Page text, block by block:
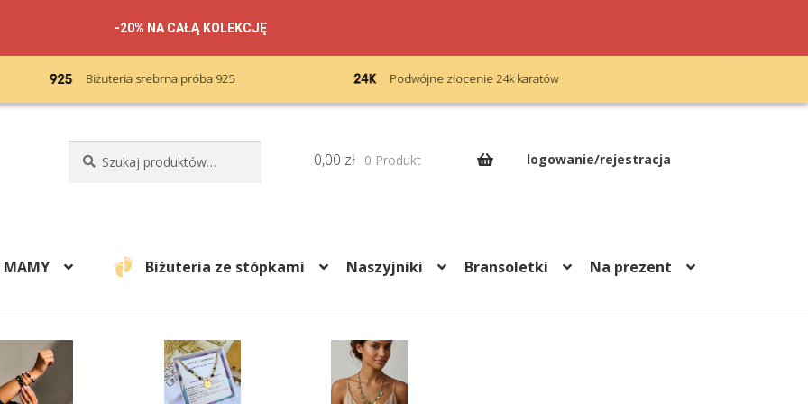
-20% NA CAŁĄ KOLEKCJĘ
Podwójne złocenie 24k karatów Bezpłatny grawerunek
logowanie/rejestracja
MAMY Biżuteria ze stópkami Naszyjniki Bransoletki Na prezent
0,00 zł 0 Produkt